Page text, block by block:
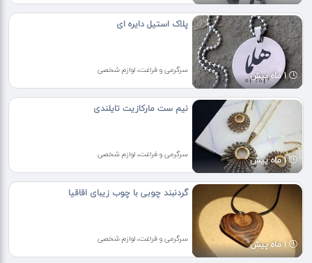
1 ماه پیش
پلاک استیل دایره ای
سرگرمی و فراغت، لوازم شخصی
1 ماه پیش
نیم ست مارکازیت تایلندی
سرگرمی و فراغت، لوازم شخصی
1 ماه پیش
گردنبند چوبی با چوب زیبای اقاقیا
سرگرمی و فراغت، لوازم شخصی